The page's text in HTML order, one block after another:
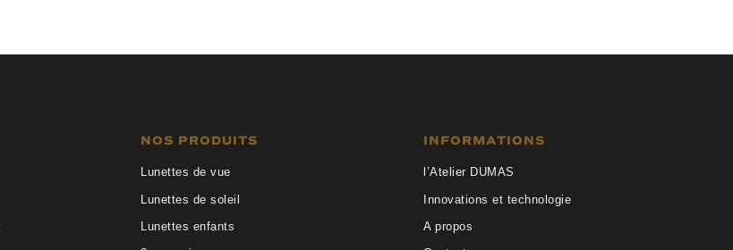
NOS PRODUITS
Lunettes de vue
Lunettes de soleil
Lunettes enfants
INFORMATIONS
l’Atelier DUMAS
Innovations et technologie
A propos